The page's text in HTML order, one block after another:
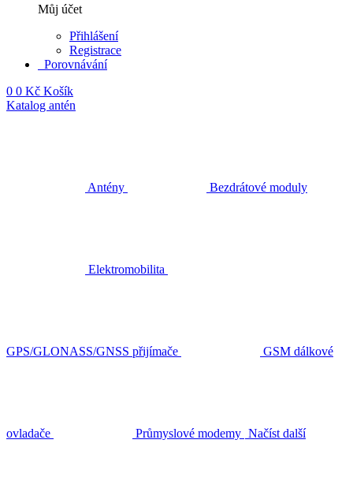
Můj účet
Přihlášení
Registrace
Porovnávání
0 0 Kč Košík
Katalog antén
Antény Bezdrátové moduly
Elektromobilita
GPS/GLONASS/GNSS přijímače GSM dálkové
ovladače Průmyslové modemy Načíst další